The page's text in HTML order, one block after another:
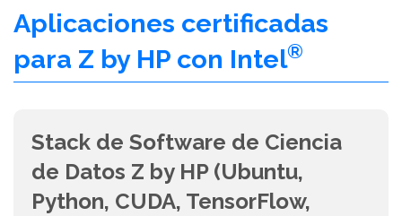
Aplicaciones certificadas
para Z by HP con Intel®
Stack de Software de Ciencia
de Datos Z by HP (Ubuntu,
Python, CUDA, TensorFlow,